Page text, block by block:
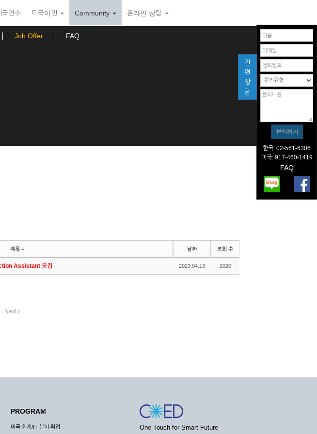
국연수 미국이민 Community 온라인 상담
Job Offer FAQ
제목 날짜 조회 수
Assistant 모집 2023.04.13 2020
Next
간
편
상
담
한국: 02-561-6306
미국: 917-460-1419
FAQ
PROGRAM
미국 회계/IT 분야 취업 One Touch for Smart Future